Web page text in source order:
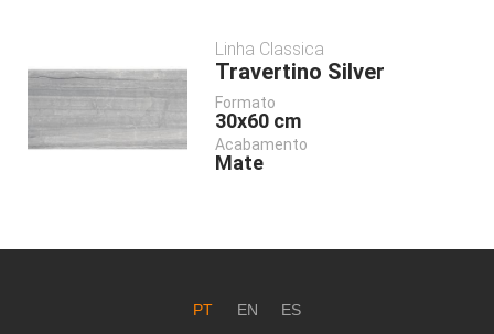
Linha Classica
Travertino Silver
Formato
30x60 cm
Acabamento
Mate
PT EN ES